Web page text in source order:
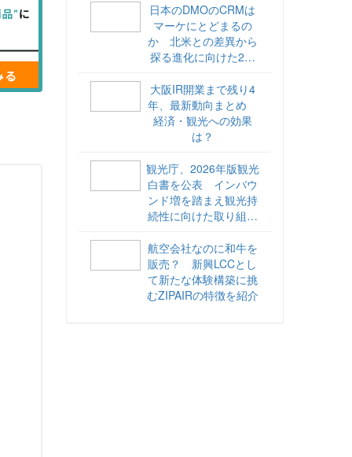
日本のDMOのCRMは
マーケにとどまるの
か 北米との差異から
探る進化に向けた2ス
海外DMOのリアル
vol.6】
大阪IR開業まで残り4
年、最新動向まとめ
経済・観光への効果
は？
観光庁、2026年版観光
白書を公表 インバウ
ンド増を踏まえ観光持
続性に向けた取り組み
航空会社なのに和牛を
販売？ 新興LCCとし
て新たな体験構築に挑
むZIPAIRの特徴を紹介